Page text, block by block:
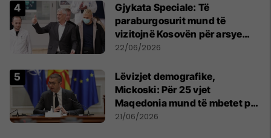
​Gjykata Speciale: Të
paraburgosurit mund të
vizitojnë Kosovën për arsye
humanitare
22/06/2026
Lëvizjet demografike,
Mickoski: Për 25 vjet
Maqedonia mund të mbetet pa
150 mijë deri në 250 mijë
21/06/2026